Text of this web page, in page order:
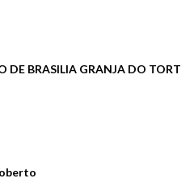
DE BRASILIA GRANJA DO TORT